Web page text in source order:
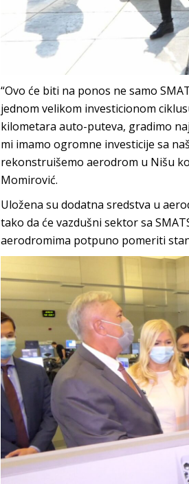
“Ovo će biti na ponos ne samo
jednom velikom investicionom
kilometara auto-puteva, gradimo
mi imamo ogromne investicije sa
rekonstruišemo aerodrom u Nišu
Momirović.
Uložena su dodatna sredstva u
tako da će vazdušni sektor sa
aerodromima potpuno pomeriti